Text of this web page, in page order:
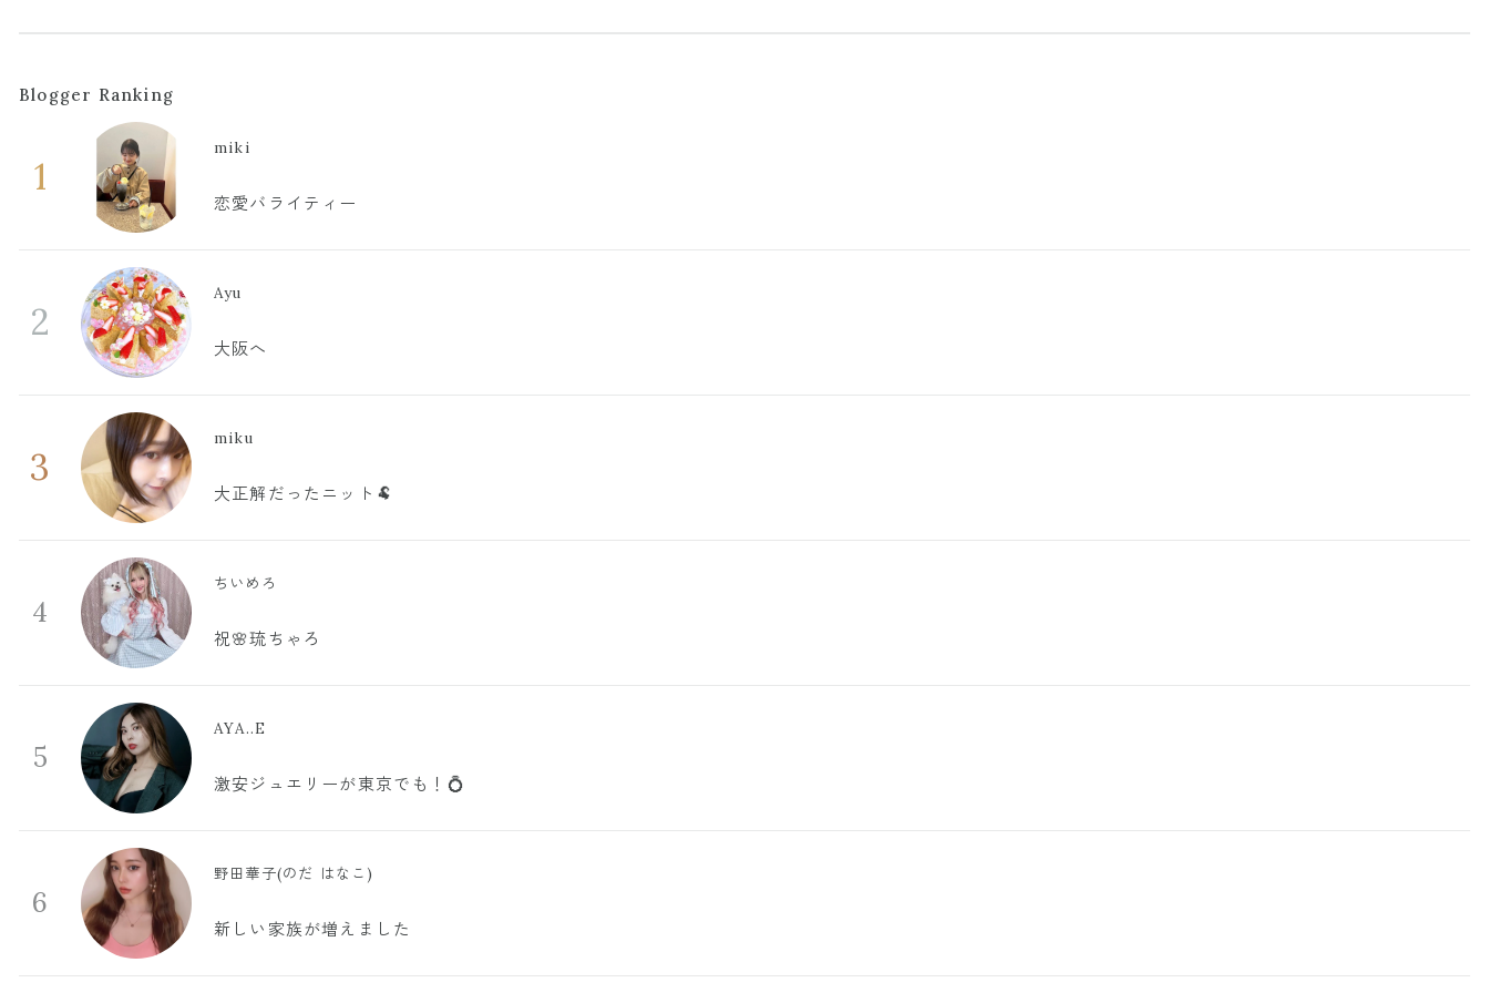
Blogger Ranking
1
miki
恋愛バライティー
2
Ayu
大阪へ
3
miku
大正解だったニット🐏
4
ちいめろ
祝🌸琉ちゃろ
5
AYA..E
激安ジュエリーが東京でも！💍
6
野田華子(のだ はなこ)
新しい家族が増えました